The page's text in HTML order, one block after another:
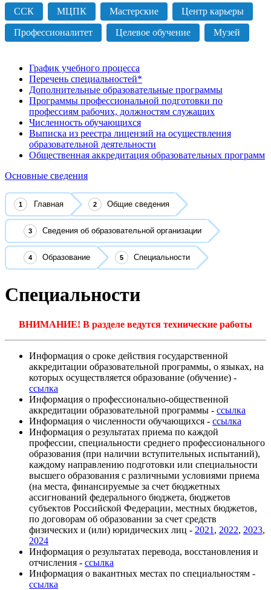
ССК МЦПК Мастерские Центр карьеры
Профессионалитет Целевое обучение Музей
График учебного процесса
Перечень специальностей*
Дополнительные образовательные программы
Программы профессиональной подготовки по
профессиям рабочих, должностям служащих
Численность обучающихся
Выписка из реестра лицензий на осуществления
образовательной деятельности
Общественная аккредитация образовательных программ
Основные сведения
Главная Общие сведения
Сведения об образовательной организации
Образование Специальности
Специальности
ВНИМАНИЕ! В разделе ведутся технические работы
Информация о сроке действия государственной
аккредитации образовательной программы, о языках, на
которых осуществляется образование (обучение) -
ссылка
Информация о профессионально-общественной
аккредитации образовательной программы - ссылка
Информация о численности обучающихся - ссылка
Информация о результатах приема по каждой
профессии, специальности среднего профессионального
образования (при наличии вступительных испытаний),
каждому направлению подготовки или специальности
высшего образования с различными условиями приема
(на места, финансируемые за счет бюджетных
ассигнований федерального бюджета, бюджетов
субъектов Российской Федерации, местных бюджетов,
по договорам об образовании за счет средств
физических и (или) юридических лиц - 2021 , 2022, 2023,
2024
Информация о результатах перевода, восстановления и
отчисления - ссылка
Информация о вакантных местах по специальностям -
ссылка